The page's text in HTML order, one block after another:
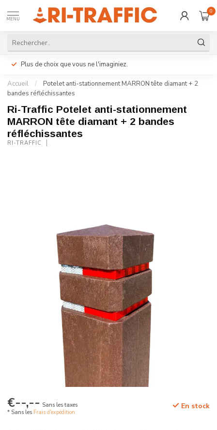
MENU
0
Plus de choix que vous ne l'imaginiez.
Accueil /
Potelet anti-stationnement MARRON tête diamant + 2
bandes réfléchissantes
Ri-Traffic Potelet anti-stationnement
MARRON tête diamant + 2 bandes
réfléchissantes
RI-TRAFFIC
€--,-- Sans les taxes
* Sans les Frais d'expédition
En stock